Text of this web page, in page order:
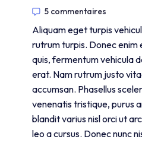
5 commentaires
Aliquam eget turpis
rutrum turpis. Donec enim
quis, fermentum vehicula
erat. Nam rutrum justo
accumsan. Phasellus
venenatis tristique, purus
blandit varius nisl orci ut
leo a cursus. Donec nunc